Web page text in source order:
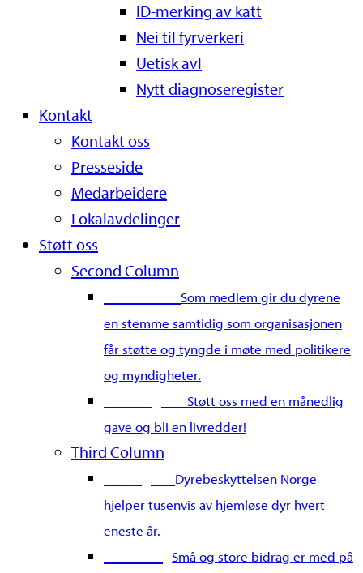
ID-merking av katt
Nei til fyrverkeri
Uetisk avl
Nytt diagnoseregister
Kontakt
Kontakt oss
Presseside
Medarbeidere
Lokalavdelinger
Støtt oss
Second Column
Som medlem gir du dyrene
en stemme samtidig som organisasjonen
får støtte og tyngde i møte med politikere
og myndigheter.
Støtt oss med en månedlig
gave og bli en livredder!
Third Column
Dyrebeskyttelsen Norge
hjelper tusenvis av hjemløse dyr hvert
eneste år.
Små og store bidrag er med på